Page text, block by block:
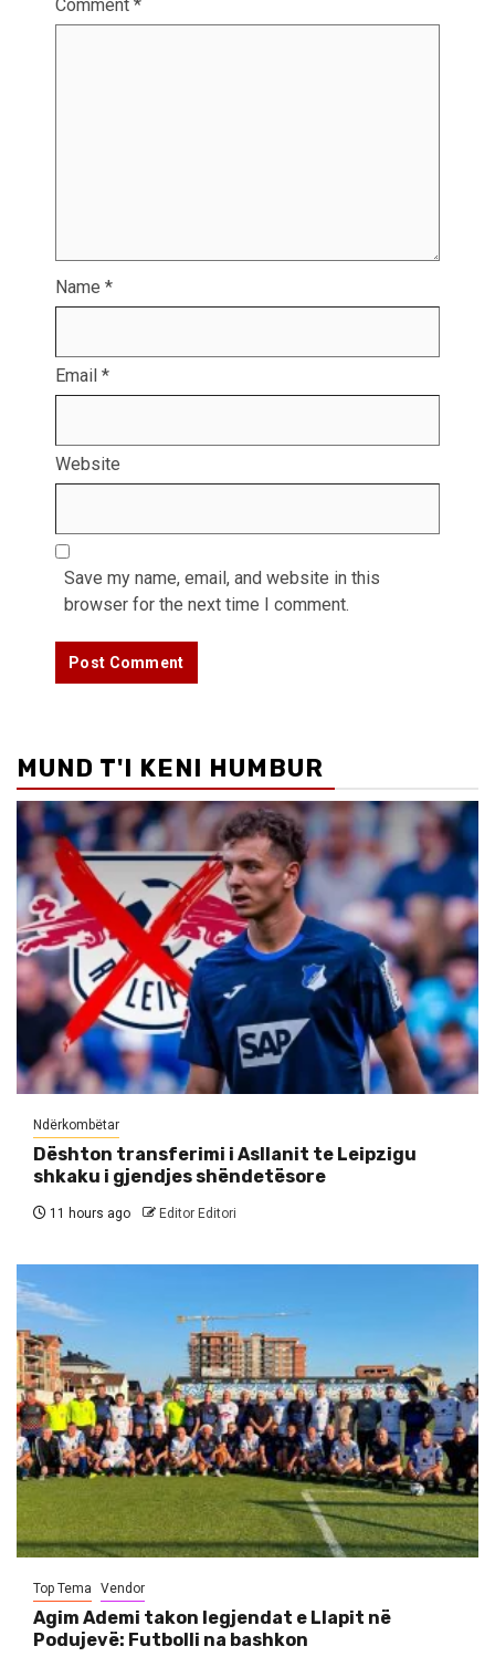
Comment *
Name *
Email *
Website
Save my name, email, and website in this
browser for the next time I comment.
MUND T'I KENI HUMBUR
Ndërkombëtar
Dështon transferimi i Asllanit te Leipzigu
shkaku i gjendjes shëndetësore
11 hours ago Editor Editori
Top Tema Vendor
Agim Ademi takon legjendat e Llapit në
Podujevë: Futbolli na bashkon